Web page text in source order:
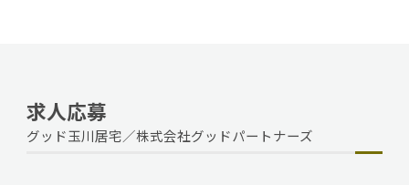
求人応募
グッド玉川居宅／株式会社グッドパートナーズ